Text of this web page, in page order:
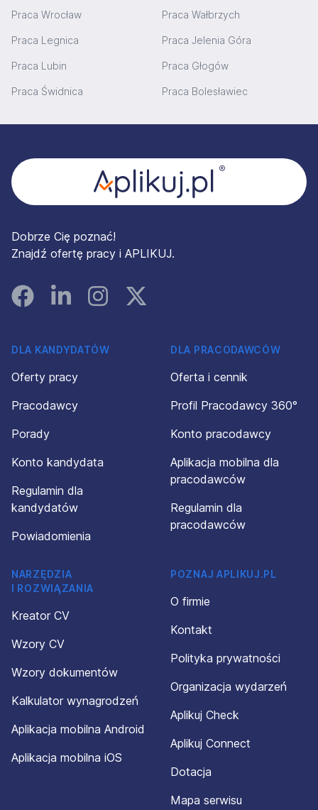
Praca Wrocław Praca Wałbrzych
Praca Legnica Praca Jelenia Góra
Praca Lubin Praca Głogów
Praca Świdnica Praca Bolesławiec
Dobrze Cię poznać!
Znajdź ofertę pracy i APLIKUJ.
FacebookLinked InInstagramInstagram
DLA KANDYDATÓW
Oferty pracy
Pracodawcy
Porady
Konto kandydata
Regulamin dla
kandydatów
Powiadomienia
DLA PRACODAWCÓW
Oferta i cennik
Profil Pracodawcy 360°
Konto pracodawcy
Aplikacja mobilna dla
pracodawców
Regulamin dla
pracodawców
NARZĘDZIA
I ROZWIĄZANIA
Kreator CV
Wzory CV
Wzory dokumentów
Kalkulator wynagrodzeń
Aplikacja mobilna Android
Aplikacja mobilna iOS
POZNAJ APLIKUJ.PL
O firmie
Kontakt
Polityka prywatności
Organizacja wydarzeń
Aplikuj Check
Aplikuj Connect
Dotacja
Mapa serwisu